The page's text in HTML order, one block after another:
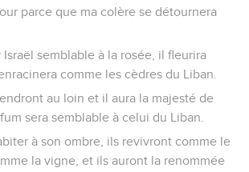
parce que ma colère se détournera
semblable à la rosée, il fleurira
comme les cèdres du Liban.
au loin et il aura la majesté de
sera semblable à celui du Liban.
à son ombre, ils revivront comme le
la vigne, et ils auront la renommée